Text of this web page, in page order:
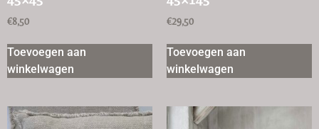
€8,50
Toevoegen aan
winkelwagen
€29,50
Toevoegen aan
winkelwagen